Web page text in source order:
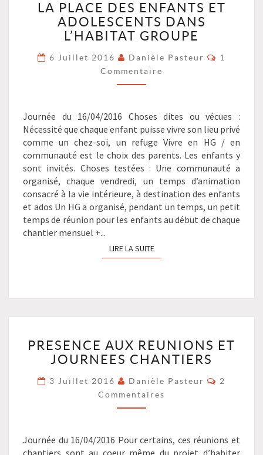
PLACE
DES
ENFANTS
ADOLESCENTS
DANS
L’HABITAT
?
>
LA PLACE DES ENFANTS ET
ADOLESCENTS DANS
L’HABITAT GROUPE
6 Juillet 2016 Danièle Pasteur
1
Commentaire
Journée du 16/04/2016 Choses dites ou vécues :
Nécessité que chaque enfant puisse vivre son lieu privé
comme un chez-soi, un refuge Vivre en HG / en
communauté est le choix des parents. Les enfants y
sont invités. Choses testées : Une communauté a
organisé, chaque vendredi, un temps d’animation
consacré à la vie intérieure, à destination des enfants
et ados Un HG a organisé, pendant un temps, un petit
temps de réunion pour les enfants au début de chaque
chantier mensuel +...
LIRE LA SUITELIRE LA SUITE
AUX
REUNIONS
JOURNEES
CHANTIERS
?
PRESENCE AUX REUNIONS ET
JOURNEES CHANTIERS
3 Juillet 2016 Danièle Pasteur
2
Commentaires
Journée du 16/04/2016 Pour certains, ces réunions et
chantiers sont au coeur même du projet d’habiter